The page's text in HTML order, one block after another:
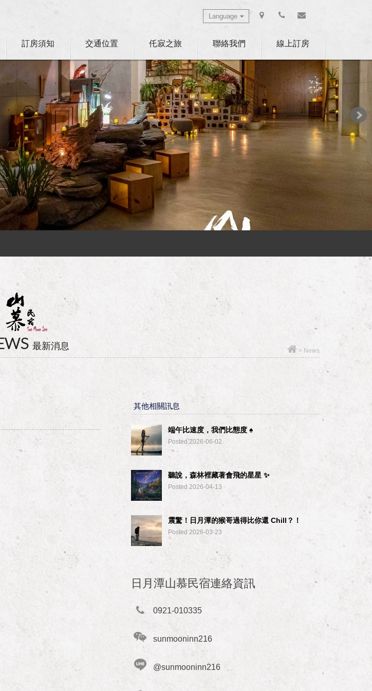
Language
Select Language
訂房須知 交通位置 仛寂之旅 聯絡我們 線上訂房
動！
動！
最新消息 > News
其他相關訊息
端午比速度，我們比態度 ♠︎
Posted 2026-06-02
聽說，森林裡藏著會飛的星星 ✨
Posted 2026-04-13
震驚！日月潭的猴哥過得比你還 Chill？！
Posted 2026-03-23
日月潭山慕民宿連絡資訊
0921-010335
sunmooninn216
@sunmooninn216